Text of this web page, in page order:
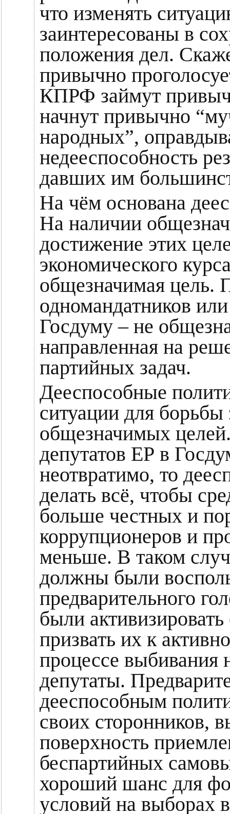
что изменять
заинтересованы в
положения дел.
привычно
КПРФ займут
начнут привычно
народных”,
недееспособность
давших им
На чём основана
На наличии
достижение этих
экономического
общезначимая цель.
одномандатников
Госдуму – не
направленная на
партийных задач.
Дееспособные
ситуации для
общезначимых
депутатов ЕР в
неотвратимо, то
делать всё, чтобы
больше честных и
коррупционеров и
меньше. В таком
должны были
предварительного
были
призвать их к
процессе выбивания
депутаты.
дееспособным
своих сторонников,
поверхность
беспартийных
хороший шанс для
условий на выборах